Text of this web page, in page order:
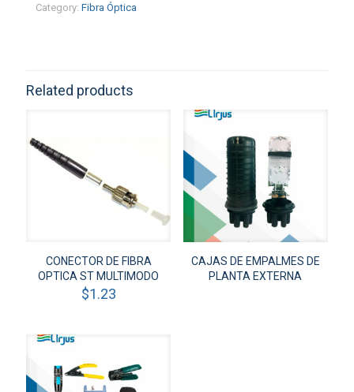
Category: Fibra Óptica
Related products
CONECTOR DE FIBRA
OPTICA ST MULTIMODO
$1.23
CAJAS DE EMPALMES DE
PLANTA EXTERNA